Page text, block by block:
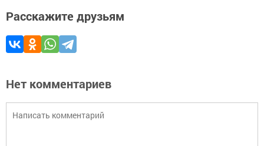
Расскажите друзьям
Нет комментариев